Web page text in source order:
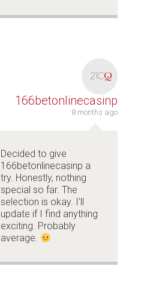
166betonlinecasinp
8 months ago
Decided to give
166betonlinecasinp a
try. Honestly, nothing
special so far. The
selection is okay. I’ll
update if I find anything
exciting. Probably
average.